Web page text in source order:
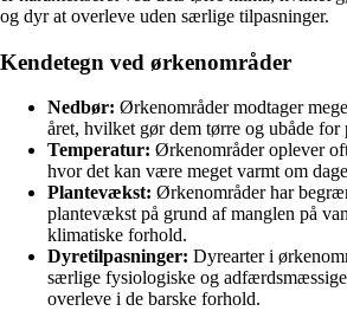
og dyr at overleve uden særlige tilpasninger.
Kendetegn ved ørkenområder
Nedbør: Ørkenområder modtager
året, hvilket gør dem tørre og ubåde for
Temperatur: Ørkenområder oplever
hvor det kan være meget varmt om
Plantevækst: Ørkenområder har
plantevækst på grund af manglen på
klimatiske forhold.
Dyretilpasninger: Dyrearter i
særlige fysiologiske og
overleve i de barske forhold.